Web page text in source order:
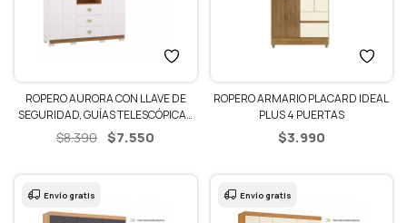
ROPERO AURORA CON LLAVE DE
SEGURIDAD, GUÍAS TELESCÓPICAS
Y ESPEJO
$8.390 El
original
$8.390.
$7.550
actual
$7.550.
ROPERO ARMARIO PLACARD IDEAL
PLUS 4 PUERTAS
$3.990
Envío gratis Envío gratis